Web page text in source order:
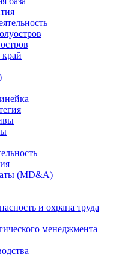
край
(MD&A)
и охрана труда
менеджмента